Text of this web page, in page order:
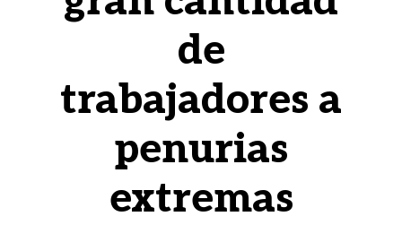
de
trabajadores a
penurias
extremas